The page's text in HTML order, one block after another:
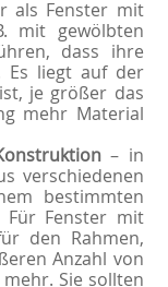
als Fenster mit
mit gewölbten
dass ihre
Es liegt auf der
je größer das
mehr Material
– in
verschiedenen
bestimmten
Für Fenster mit
den Rahmen,
Anzahl von
Sie sollten